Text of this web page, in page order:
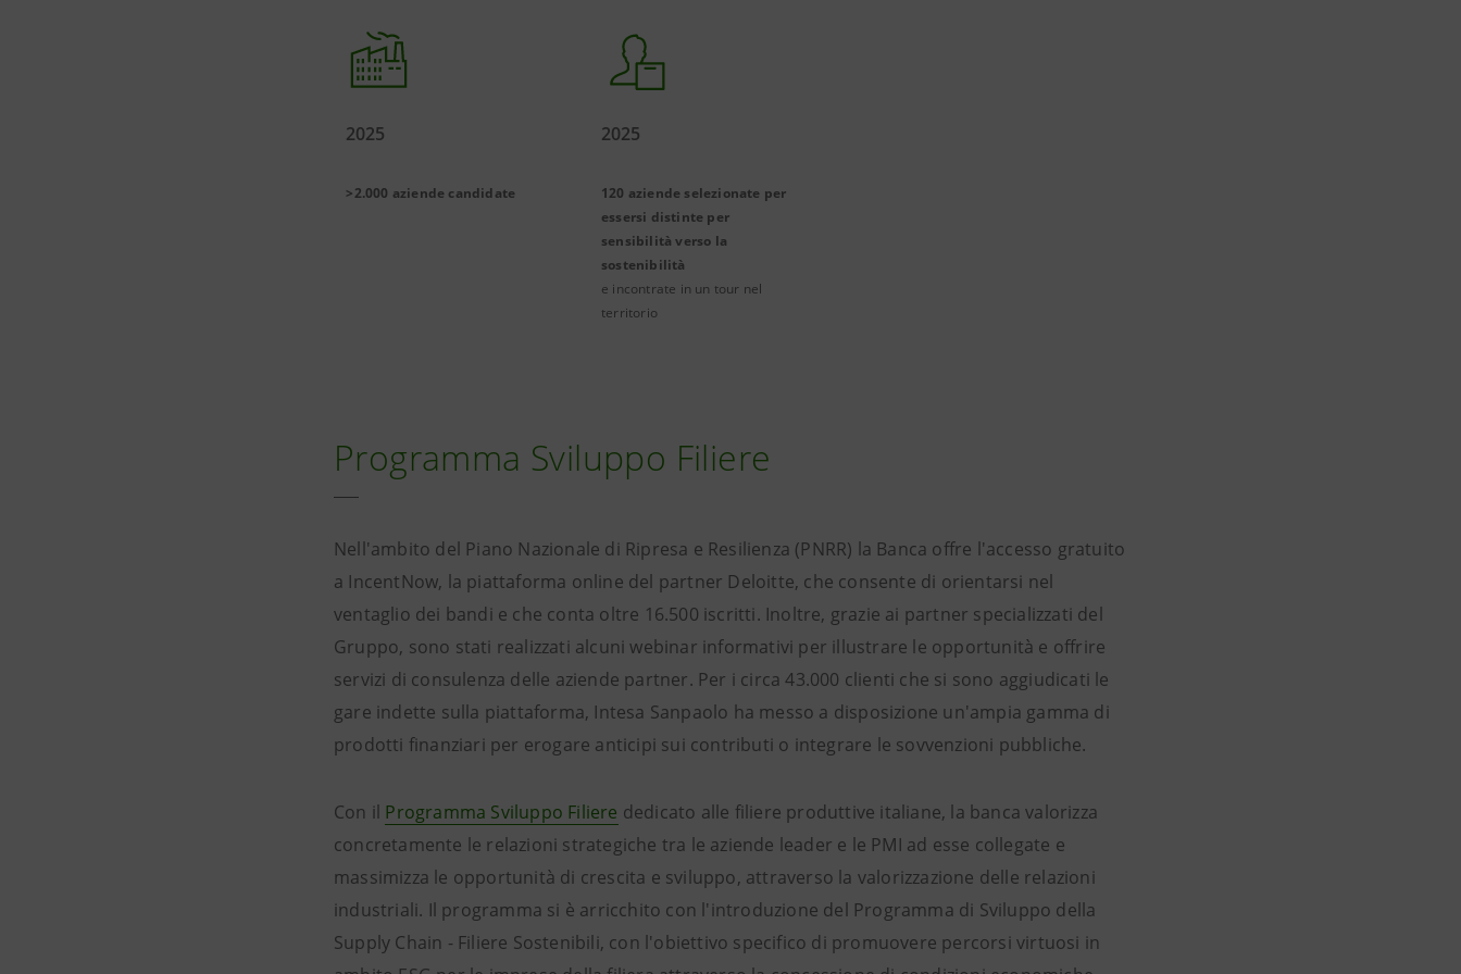
2025
>2.000 aziende candidate
2025
120 aziende selezionate per
essersi distinte per
sensibilità verso la
sostenibilità
e incontrate in un tour nel
territorio
Programma Sviluppo Filiere
Nell'ambito del Piano Nazionale di Ripresa e Resilienza (PNRR) la Banca offre l'accesso gratuito
a IncentNow, la piattaforma online del partner Deloitte, che consente di orientarsi nel
ventaglio dei bandi e che conta oltre 16.500 iscritti. Inoltre, grazie ai partner specializzati del
Gruppo, sono stati realizzati alcuni webinar informativi per illustrare le opportunità e offrire
servizi di consulenza delle aziende partner. Per i circa 43.000 clienti che si sono aggiudicati le
gare indette sulla piattaforma, Intesa Sanpaolo ha messo a disposizione un'ampia gamma di
prodotti finanziari per erogare anticipi sui contributi o integrare le sovvenzioni pubbliche.
Con il Programma Sviluppo Filiere dedicato alle filiere produttive italiane, la banca valorizza
concretamente le relazioni strategiche tra le aziende leader e le PMI ad esse collegate e
massimizza le opportunità di crescita e sviluppo, attraverso la valorizzazione delle relazioni
industriali. Il programma si è arricchito con l'introduzione del Programma di Sviluppo della
Supply Chain - Filiere Sostenibili, con l'obiettivo specifico di promuovere percorsi virtuosi in